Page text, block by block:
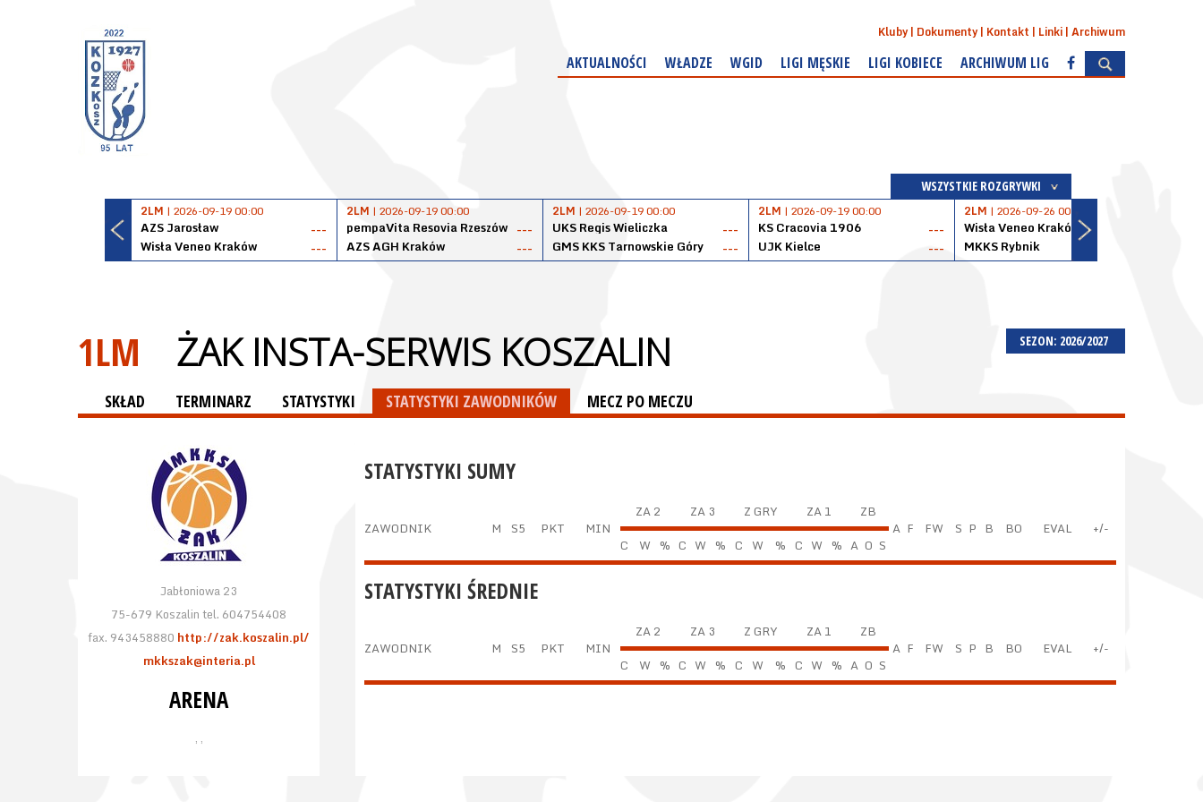
Kluby Dokumenty Kontakt Linki Archiwum
AKTUALNOŚCI WŁADZE WGID LIGI MĘSKIE LIGI KOBIECE ARCHIWUM LIG
WSZYSTKIE ROZGRYWKI
2LM | 2026-09-19 00:00
AZS Jarosław
---
Wisła Veneo Kraków
---
2LM | 2026-09-19 00:00
pempaVita Resovia Rzeszów ---
AZS AGH Kraków
---
2LM | 2026-09-19 00:00
UKS Regis Wieliczka
---
GMS KKS Tarnowskie Góry
---
2LM | 2026-09-19 00:00
KS Cracovia 1906
---
UJK Kielce
---
2LM | 2026-09-26 00:00
Wisła Veneo Kraków
MKKS Rybnik
SEZON: 2026/2027
1LM ŻAK INSTA-SERWIS KOSZALIN
SKŁAD TERMINARZ STATYSTYKI STATYSTYKI ZAWODNIKÓW MECZ PO MECZU
Jabłoniowa 23
75-679 Koszalin tel. 604754408
fax. 943458880 http://zak.koszalin.pl/
mkkszak@interia.pl
ARENA
, ,
STATYSTYKI SUMY
ZAWODNIK M S5 PKT MIN
ZA 2 ZA 3 Z GRY ZA 1
ZB
A F FW S P B BO EVAL
+/-
C
W % C W % C W % C W % A O S
STATYSTYKI ŚREDNIE
ZAWODNIK M S5 PKT MIN
ZA 2 ZA 3 Z GRY ZA 1
ZB
A F FW S P B BO EVAL
+/-
C
W % C W % C W % C W % A O S